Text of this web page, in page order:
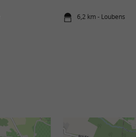
6,2 km - Loubens